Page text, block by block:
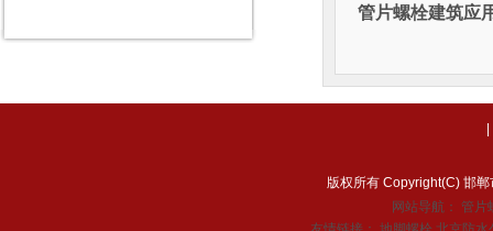
管片螺栓建筑应
版权所有 Copyright(C) 邯
网站导航： 管片